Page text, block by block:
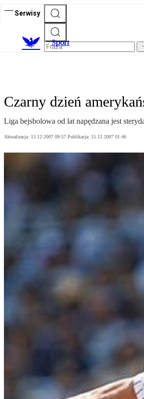
Serwisy
Sport
Czarny dzień
Liga bejsbolowa od lat napędzana jest
Aktualizacja: 15.12.2007 09:57 Publikacja: 15.12.2007 01:46